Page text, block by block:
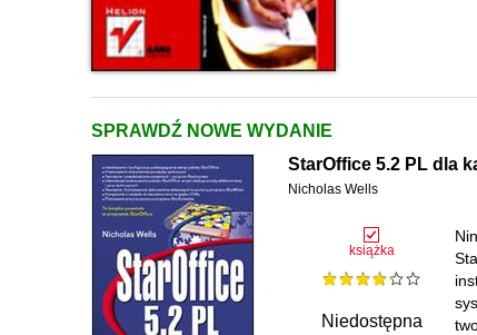
SPRAWDŹ NOWE WYDANIE
StarOffice 5.2 PL dla
Nicholas Wells
książka
Niedostępna